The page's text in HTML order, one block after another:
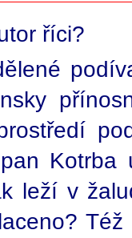
říci?
Kotrba
leží v